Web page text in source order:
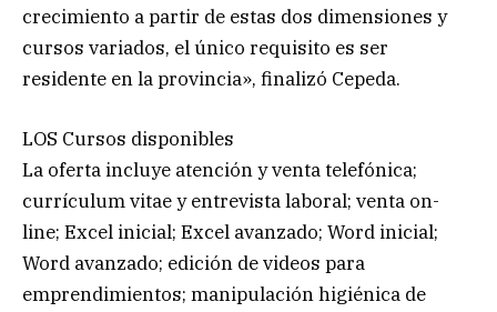
crecimiento a partir de estas dos dimensiones y
cursos variados, el único requisito es ser
residente en la provincia», finalizó Cepeda.
LOS Cursos disponibles
La oferta incluye atención y venta telefónica;
currículum vitae y entrevista laboral; venta on-
line; Excel inicial; Excel avanzado; Word inicial;
Word avanzado; edición de videos para
emprendimientos; manipulación higiénica de